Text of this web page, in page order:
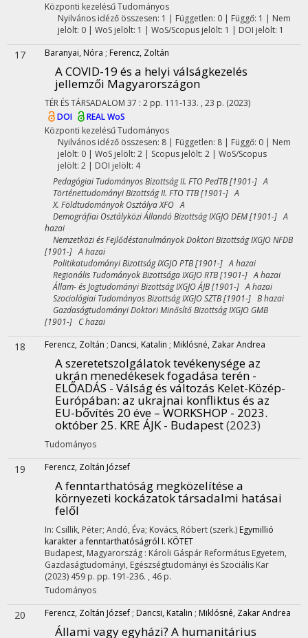
Központi kezelésűTudományos
Nyilvános idéző összesen: 1 | Független: 0 | Függő: 1 | Nem
jelölt: 0 | WoS jelölt: 1 | WoS/Scopus jelölt: 1 | DOI jelölt: 1
17 Baranyai, Nóra ; Ferencz, Zoltán
A COVID-19 és a helyi válságkezelés
jellemzői Magyarországon
TÉR ÉS TÁRSADALOM 37 : 2 pp. 111-133. , 23 p. (2023)
DOI
REALWoS
Központi kezelésűTudományos
Nyilvános idéző összesen: 8| Független: 8 | Függő: 0 | Nem
jelölt: 0 | WoS jelölt: 2 | Scopus jelölt: 2 | WoS/Scopus
jelölt: 2 | DOI jelölt: 4
Pedagógiai Tudományos Bizottság II. FTO PedTB [1901-] A
Történettudományi Bizottság II. FTO TTB [1901-] A
X. Földtudományok Osztálya XFO A
Demográfiai Osztályközi Állandó Bizottság IXGJO DEM [1901-] A
hazai
Nemzetközi és Fejlődéstanulmányok Doktori Bizottság IXGJO NFDB
[1901-] A hazai
Politikatudományi Bizottság IXGJO PTB [1901-] A hazai
Regionális Tudományok Bizottsága IXGJO RTB [1901-] A hazai
Állam- és Jogtudományi Bizottság IXGJO ÁJB [1901-] A hazai
Szociológiai Tudományos Bizottság IXGJO SZTB [1901-] B hazai
Gazdaságtudományi Doktori Minősítő Bizottság IXGJO GMB
[1901-] C hazai
18 Ferencz, Zoltán ; Dancsi, Katalin ; Miklósné, Zakar Andrea
A szeretetszolgálatok tevékenysége az
ukrán menedékesek fogadása terén -
ELŐADÁS - Válság és változás Kelet-Közép-
Európában: az ukrajnai konfliktus és az
EU-bővítés 20 éve – WORKSHOP - 2023.
október 25. KRE ÁJK - Budapest(2023)
Tudományos
19 Ferencz, Zoltán József
A fenntarthatóság megközelítése a
környezeti kockázatok társadalmi hatásai
felől
In: Csillik, Péter; Andó, Éva; Kovács, Róbert (szerk.) Egymillió
karakter a fenntarthatóságról I. KÖTET
Budapest, Magyarország : Károli Gáspár Református Egyetem,
Gazdaságtudományi, Egészségtudományi és Szociális Kar
(2023) 459 p. pp. 191-236. , 46 p.
Tudományos
20 Ferencz, Zoltán József ; Dancsi, Katalin ; Miklósné, Zakar Andrea
Állami vagy egyházi? A humanitárius